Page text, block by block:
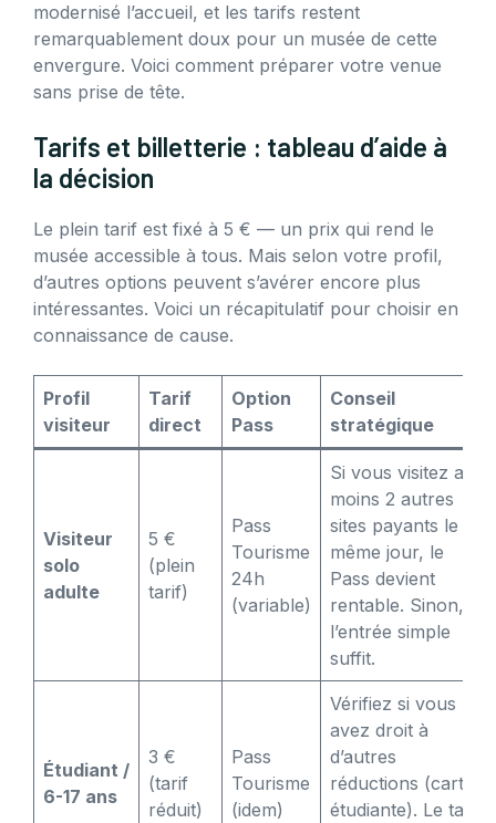
modernisé l’accueil, et les tarifs restent
remarquablement doux pour un musée de cette
envergure. Voici comment préparer votre venue
sans prise de tête.
Tarifs et billetterie : tableau d’aide à
la décision
Le plein tarif est fixé à 5 € — un prix qui rend le
musée accessible à tous. Mais selon votre profil,
d’autres options peuvent s’avérer encore plus
intéressantes. Voici un récapitulatif pour choisir en
connaissance de cause.
Profil
visiteur
Tarif
direct
Option
Pass
Conseil
stratégique
Visiteur
solo
adulte
5 €
(plein
tarif)
Pass
Tourisme
24h
(variable)
Si vous visitez au
moins 2 autres
sites payants le
même jour, le
Pass devient
rentable. Sinon,
l’entrée simple
suffit.
Étudiant /
6-17 ans
3 €
(tarif
réduit)
Pass
Tourisme
(idem)
Vérifiez si vous
avez droit à
d’autres
réductions (carte
étudiante). Le tarif